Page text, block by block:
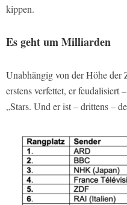
kippen.
Es geht um Milliarden
Unabhängig von der Höhe
erstens verfettet, er feudalisiert
„Stars. Und er ist – drittens –